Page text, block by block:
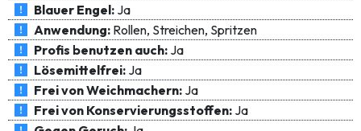
Blauer Engel: Ja
Anwendung: Rollen, Streichen, Spritzen
Profis benutzen auch: Ja
Lösemittelfrei: Ja
Frei von Weichmachern: Ja
Frei von Konservierungsstoffen: Ja